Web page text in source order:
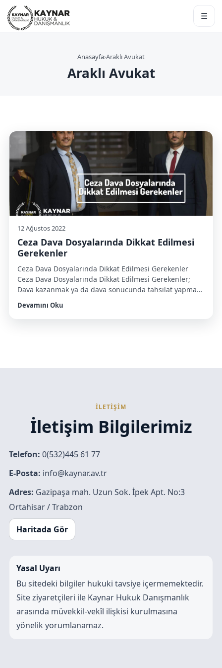
☰
Anasayfa›Araklı Avukat
Araklı Avukat
12 Ağustos 2022
Ceza Dava Dosyalarında Dikkat Edilmesi
Gerekenler
Ceza Dava Dosyalarında Dikkat Edilmesi Gerekenler
Ceza Dava Dosyalarında Dikkat Edilmesi Gerekenler;
Dava kazanmak ya da dava sonucunda tahsilat yapmak
suretiyle istenilen başarı elde edilebilir. Ancak
bunlardan daha önemli olan bir şey vardır ki o da hukuk
Devamını Oku
İLETİŞİM
İletişim Bilgilerimiz
Telefon: 0(532)445 61 77
E-Posta: info@kaynar.av.tr
Adres: Gazipaşa mah. Uzun Sok. İpek Apt. No:3
Ortahisar / Trabzon
Haritada Gör
Yasal Uyarı
Bu sitedeki bilgiler hukuki tavsiye içermemektedir.
Site ziyaretçileri ile Kaynar Hukuk Danışmanlık
arasında müvekkil-vekîl ilişkisi kurulmasına
yönelik yorumlanamaz.